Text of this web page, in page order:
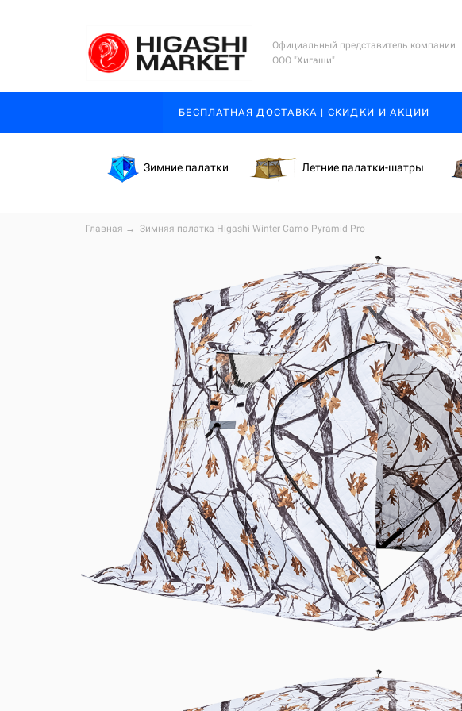
Официальный представитель компании
ООО "Хигаши"
БЕСПЛАТНАЯ ДОСТАВКА | СКИДКИ И АКЦИИ
Зимние палатки Летние палатки-шатры
Главная → Зимняя палатка Higashi Winter Camo Pyramid Pro